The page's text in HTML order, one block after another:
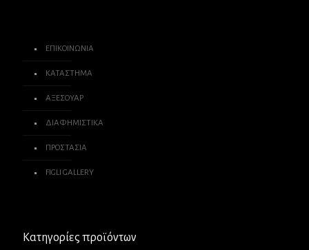
ΕΠΙΚΟΙΝΩΝΙΑ
ΚΑΤΑΣΤΗΜΑ
ΑΞΕΣΟΥΑΡ
ΔΙΑΦΗΜΙΣΤΙΚΑ
ΠΡΟΣΤΑΣΙΑ
FIGLI GALLERY
Κατηγορίες προϊόντων